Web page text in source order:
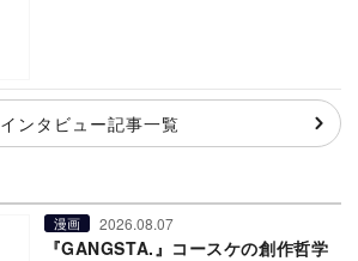
インタビュー記事一覧
漫画 2026.08.07
『GANGSTA.』コースケの創作哲学